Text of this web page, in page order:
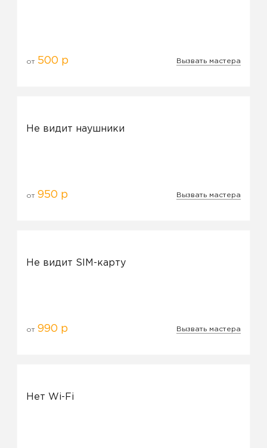
от 500 р Вызвать мастера
Не видит наушники
от950 р Вызвать мастера
Не видит SIM-карту
от990 р Вызвать мастера
Нет Wi-Fi